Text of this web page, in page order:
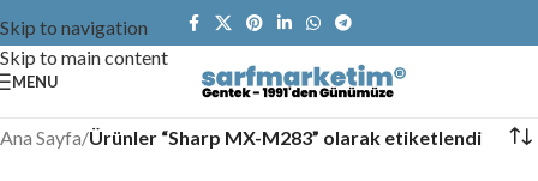
Skip to navigation
Skip to main content
MENU
Ana Sayfa/Ürünler “Sharp MX-M283” olarak etiketlendi